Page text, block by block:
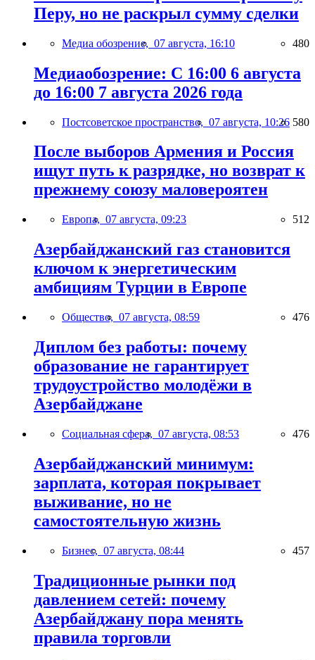
Перу, но не раскрыл сумму сделки
Медиа обозрение, 07 августа, 16:10 480
Медиаобозрение: С 16:00 6 августа
до 16:00 7 августа 2026 года
Постсоветское пространство, 07 августа, 10:26 580
После выборов Армения и Россия
ищут путь к разрядке, но возврат к
прежнему союзу маловероятен
Европа, 07 августа, 09:23 512
Азербайджанский газ становится
ключом к энергетическим
амбициям Турции в Европе
Общество, 07 августа, 08:59 476
Диплом без работы: почему
образование не гарантирует
трудоустройство молодёжи в
Азербайджане
Социальная сфера, 07 августа, 08:53 476
Азербайджанский минимум:
зарплата, которая покрывает
выживание, но не
самостоятельную жизнь
Бизнес, 07 августа, 08:44 457
Традиционные рынки под
давлением сетей: почему
Азербайджану пора менять
правила торговли